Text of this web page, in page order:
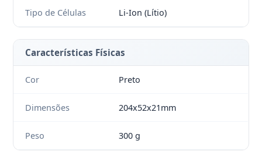
Tipo de Células Li-Ion (Lítio)
Características Físicas
Cor Preto
Dimensões 204x52x21mm
Peso 300 g